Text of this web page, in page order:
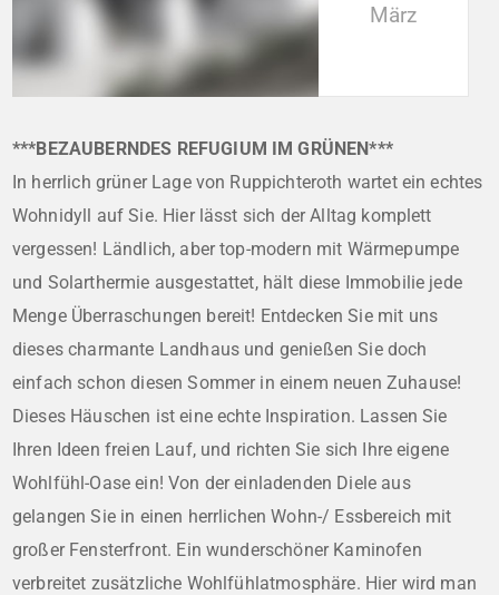
März
***BEZAUBERNDES REFUGIUM IM GRÜNEN***
In herrlich grüner Lage von Ruppichteroth wartet ein echtes
Wohnidyll auf Sie. Hier lässt sich der Alltag komplett
vergessen! Ländlich, aber top-modern mit Wärmepumpe
und Solarthermie ausgestattet, hält diese Immobilie jede
Menge Überraschungen bereit! Entdecken Sie mit uns
dieses charmante Landhaus und genießen Sie doch
einfach schon diesen Sommer in einem neuen Zuhause!
Dieses Häuschen ist eine echte Inspiration. Lassen Sie
Ihren Ideen freien Lauf, und richten Sie sich Ihre eigene
Wohlfühl-Oase ein! Von der einladenden Diele aus
gelangen Sie in einen herrlichen Wohn-/ Essbereich mit
großer Fensterfront. Ein wunderschöner Kaminofen
verbreitet zusätzliche Wohlfühlatmosphäre. Hier wird man